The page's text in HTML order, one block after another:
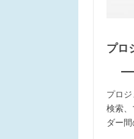
プロ
プロ
検索
ダー